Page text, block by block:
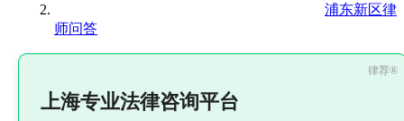
浦东新区律
师问答
上海专业法律咨询平台